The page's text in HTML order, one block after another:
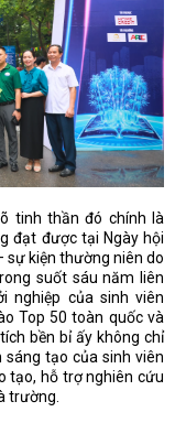
tinh thần đó chính là
đạt được tại Ngày hội
sự kiện thường niên do
suốt sáu năm liên
nghiệp của sinh viên
Top 50 toàn quốc và
bền bỉ ấy không chỉ
tạo của sinh viên
tạo, hỗ trợ nghiên cứu
trường.